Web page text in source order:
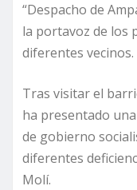
“Despacho de
la portavoz de los
diferentes vecinos.
Tras visitar el
ha presentado
de gobierno
diferentes
Molí.